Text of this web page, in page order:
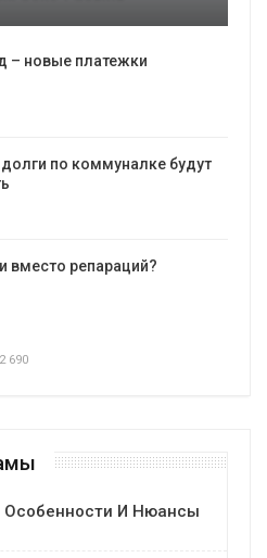
– новые платежки
долги по коммуналке будут
вместо репараций?
690
Особенности И Нюансы